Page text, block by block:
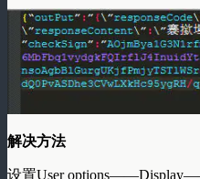
解决方法
设置User